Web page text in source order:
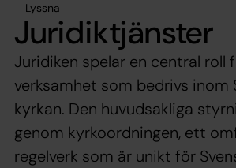
Lyssna
Juridiktjänster
Juridiken spelar en central roll
verksamhet som bedrivs inom
kyrkan. Den huvudsakliga
genom kyrkoordningen, ett
regelverk som är unikt för